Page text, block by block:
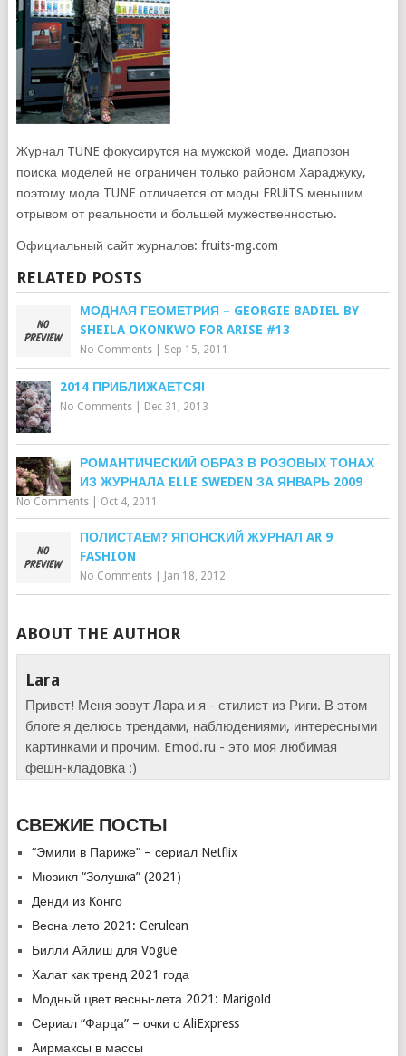
Журнал TUNE фокусирутся на мужской моде. Диапозон
поиска моделей не ограничен только районом Хараджуку,
поэтому мода TUNE отличается от моды FRUiTS меньшим
отрывом от реальности и большей мужественностью.
Официальный сайт журналов: fruits-mg.com
RELATED POSTS
МОДНАЯ ГЕОМЕТРИЯ – GEORGIE BADIEL BY
SHEILA OKONKWO FOR ARISE #13
No Comments| Sep 15, 2011
2014 ПРИБЛИЖАЕТСЯ!
No Comments| Dec 31, 2013
РОМАНТИЧЕСКИЙ ОБРАЗ В РОЗОВЫХ ТОНАХ
ИЗ ЖУРНАЛА ELLE SWEDEN ЗА ЯНВАРЬ 2009
No Comments| Oct 4, 2011
ПОЛИСТАЕМ? ЯПОНСКИЙ ЖУРНАЛ AR 9
FASHION
No Comments| Jan 18, 2012
ABOUT THE AUTHOR
Lara
Привет! Меня зовут Лара и я - стилист из Риги. В этом
блоге я делюсь трендами, наблюдениями, интересными
картинками и прочим. Emod.ru - это моя любимая
фешн-кладовка :)
СВЕЖИЕ ПОСТЫ
“Эмили в Париже” – сериал Netflix
Мюзикл “Золушкa” (2021)
Денди из Конго
Весна-лето 2021: Cerulean
Билли Айлиш для Vogue
Халат как тренд 2021 года
Модный цвет весны-лета 2021: Marigold
Сериал “Фарца” – очки с AliExpress
Аирмаксы в массы